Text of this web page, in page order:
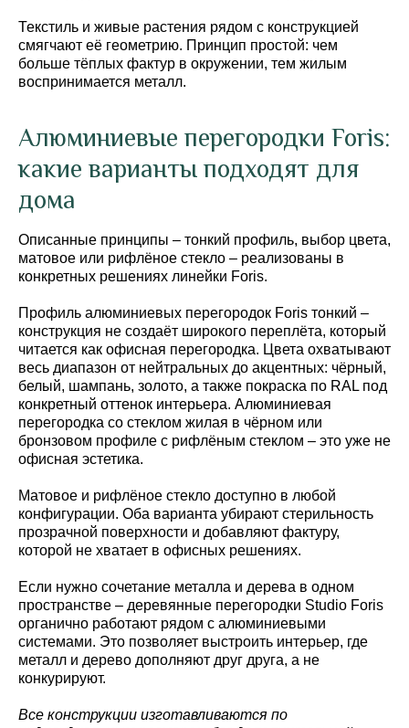
Текстиль и живые растения рядом с конструкцией
смягчают её геометрию. Принцип простой: чем
больше тёплых фактур в окружении, тем жилым
воспринимается металл.
Алюминиевые перегородки Foris:
какие варианты подходят для
дома
Описанные принципы – тонкий профиль, выбор цвета,
матовое или рифлёное стекло – реализованы в
конкретных решениях линейки Foris.
Профиль алюминиевых перегородок Foris тонкий –
конструкция не создаёт широкого переплёта, который
читается как офисная перегородка. Цвета охватывают
весь диапазон от нейтральных до акцентных: чёрный,
белый, шампань, золото, а также покраска по RAL под
конкретный оттенок интерьера. Алюминиевая
перегородка со стеклом жилая в чёрном или
бронзовом профиле с рифлёным стеклом – это уже не
офисная эстетика.
Матовое и рифлёное стекло доступно в любой
конфигурации. Оба варианта убирают стерильность
прозрачной поверхности и добавляют фактуру,
которой не хватает в офисных решениях.
Если нужно сочетание металла и дерева в одном
пространстве – деревянные перегородки Studio Foris
органично работают рядом с алюминиевыми
системами. Это позволяет выстроить интерьер, где
металл и дерево дополняют друг друга, а не
конкурируют.
Все конструкции изготавливаются по